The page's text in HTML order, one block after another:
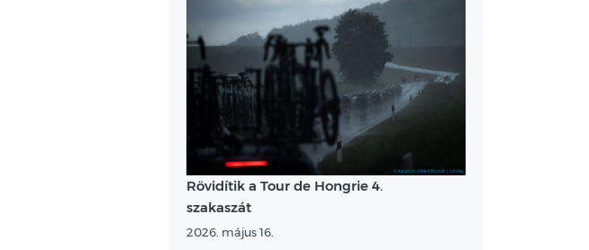
Rövidítik a Tour de Hongrie 4.
szakaszát
2026. május 16.